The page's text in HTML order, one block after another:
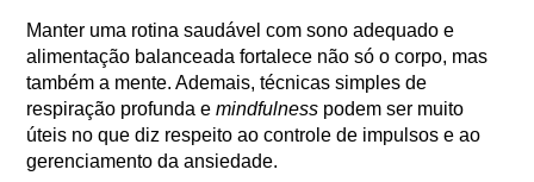
Manter uma rotina saudável com sono adequado e
alimentação balanceada fortalece não só o corpo, mas
também a mente. Ademais, técnicas simples de
respiração profunda emindfulness podem ser muito
úteis no que diz respeito ao controle de impulsos e ao
gerenciamento da ansiedade.